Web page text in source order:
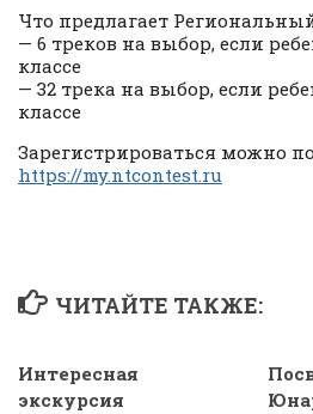
Что предлагает
— 6 треков на выбор, если
классе
— 32 трека на выбор, если
классе
Зарегистрироваться можно
https://my.ntcontest.ru
ЧИТАЙТЕ ТАКЖЕ:
Интересная
экскурсия